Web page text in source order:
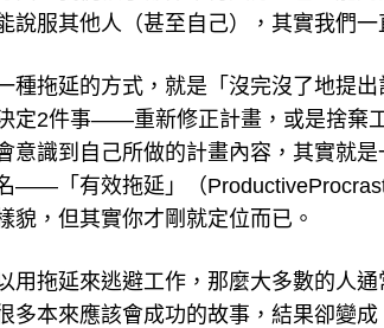
說服其他人（甚至自己），其實我們
種拖延的方式，就是「沒完沒了地提
定2件事——重新修正計畫，或是捨棄
意識到自己所做的計畫內容，其實就
——「有效拖延」（
貌，但其實你才剛就定位而已。
用拖延來逃避工作，那麼大多數的人
多本來應該會成功的故事，結果卻變